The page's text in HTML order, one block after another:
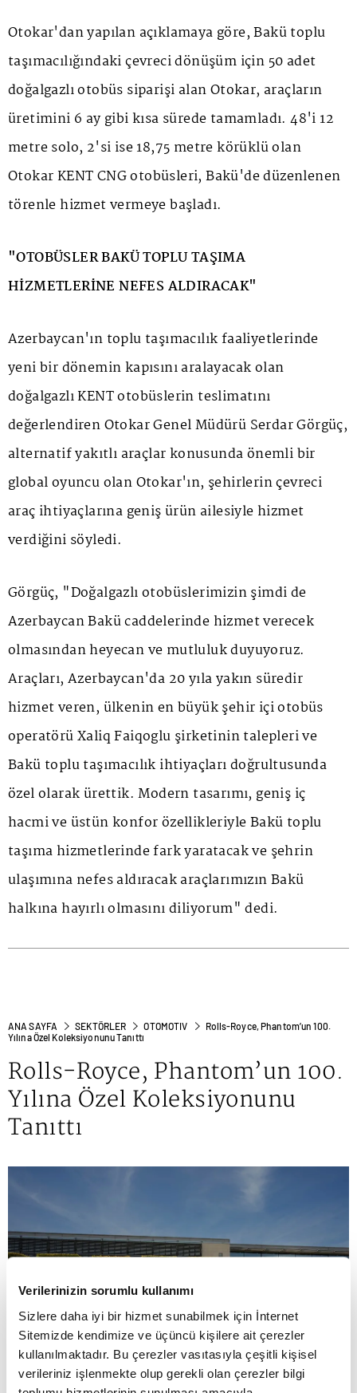
Verilerinizin sorumlu kullanımı
Sizlere daha iyi bir hizmet sunabilmek için İnternet
Sitemizde kendimize ve üçüncü kişilere ait çerezler
kullanılmaktadır. Bu çerezler vasıtasıyla çeşitli kişisel
verileriniz işlenmekte olup gerekli olan çerezler bilgi
Otokar'dan yapılan açıklamaya göre, Bakü toplu
taşımacılığındaki çevreci dönüşüm için 50 adet
doğalgazlı otobüs siparişi alan Otokar, araçların
üretimini 6 ay gibi kısa sürede tamamladı. 48'i 12
metre solo, 2'si ise 18,75 metre körüklü olan
Otokar KENT CNG otobüsleri, Bakü'de düzenlenen
törenle hizmet vermeye başladı.
"OTOBÜSLER BAKÜ TOPLU TAŞIMA
HİZMETLERİNE NEFES ALDIRACAK"
Azerbaycan'ın toplu taşımacılık faaliyetlerinde
yeni bir dönemin kapısını aralayacak olan
doğalgazlı KENT otobüslerin teslimatını
değerlendiren Otokar Genel Müdürü Serdar Görgüç,
alternatif yakıtlı araçlar konusunda önemli bir
global oyuncu olan Otokar'ın, şehirlerin çevreci
araç ihtiyaçlarına geniş ürün ailesiyle hizmet
verdiğini söyledi.
Görgüç, "Doğalgazlı otobüslerimizin şimdi de
Azerbaycan Bakü caddelerinde hizmet verecek
olmasından heyecan ve mutluluk duyuyoruz.
Araçları, Azerbaycan'da 20 yıla yakın süredir
hizmet veren, ülkenin en büyük şehir içi otobüs
operatörü Xaliq Faiqoglu şirketinin talepleri ve
Bakü toplu taşımacılık ihtiyaçları doğrultusunda
özel olarak ürettik. Modern tasarımı, geniş iç
hacmi ve üstün konfor özellikleriyle Bakü toplu
taşıma hizmetlerinde fark yaratacak ve şehrin
ulaşımına nefes aldıracak araçlarımızın Bakü
halkına hayırlı olmasını diliyorum" dedi.
ANA SAYFA SEKTÖRLER OTOMOTIV
Rolls-Royce, Phantom’un 100.
Yılına Özel Koleksiyonunu Tanıttı
Rolls-Royce, Phantom’un 100.
Yılına Özel Koleksiyonunu
Tanıttı